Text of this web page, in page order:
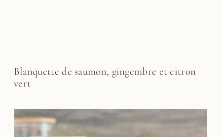
Blanquette de saumon, gingembre et citron
vert